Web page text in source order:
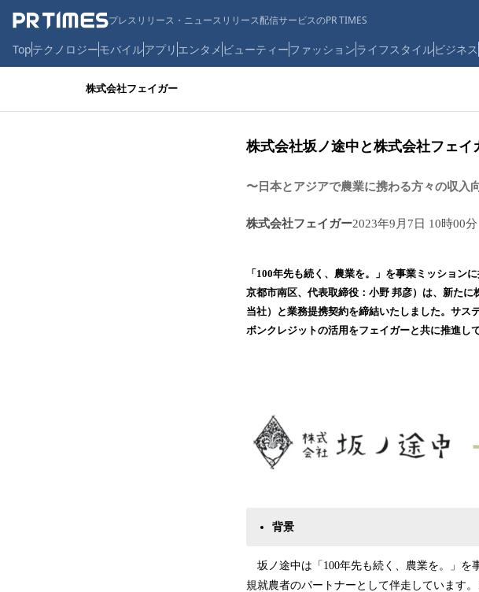
プレスリリース・ニュースリリース配信サービスのPR TIMES
Topテクノロジーモバイルアプリ エンタメ ビューティーファッションライフスタイルビジネス
株式会社フェイガー
株式会社坂ノ途中と株式会社フェイ
〜日本とアジアで農業に携わる方々の収入
株式会社フェイガー2023年9月7日 10時00分
「100年先も続く、農業を。」を事業ミッション
京都市南区、代表取締役：小野 邦彦）は、新た
当社）と業務提携契約を締結いたしました。サス
ボンクレジットの活用をフェイガーと共に推進し
坂ノ途中は「100年先も続く、農業を。」を
規就農者のパートナーとして伴走しています